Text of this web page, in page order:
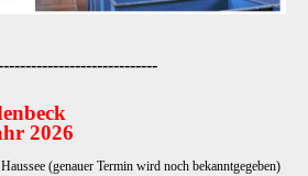
2026
(genauer Termin wird noch bekanntgegeben)